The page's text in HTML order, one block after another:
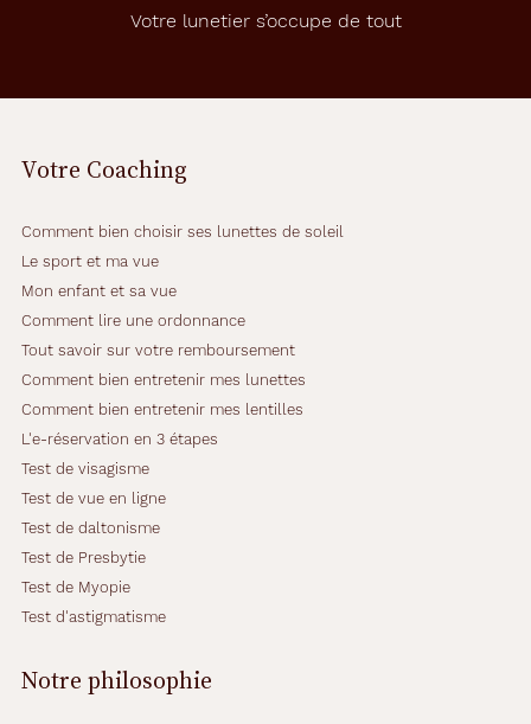
q
p
s
a
f
m
e
p
o
t
e
s
e
h
Votre lunetier s’occupe de tout
Votre Coaching
Comment bien choisir ses lunettes de soleil
Le sport et ma vue
Mon enfant et sa vue
Comment lire une ordonnance
Tout savoir sur votre remboursement
Comment bien entretenir mes lunettes
Comment bien entretenir mes lentilles
L'e-réservation en 3 étapes
Test de visagisme
Test de vue en ligne
Test de daltonisme
Test de Presbytie
Test de Myopie
Test d'astigmatisme
Notre philosophie